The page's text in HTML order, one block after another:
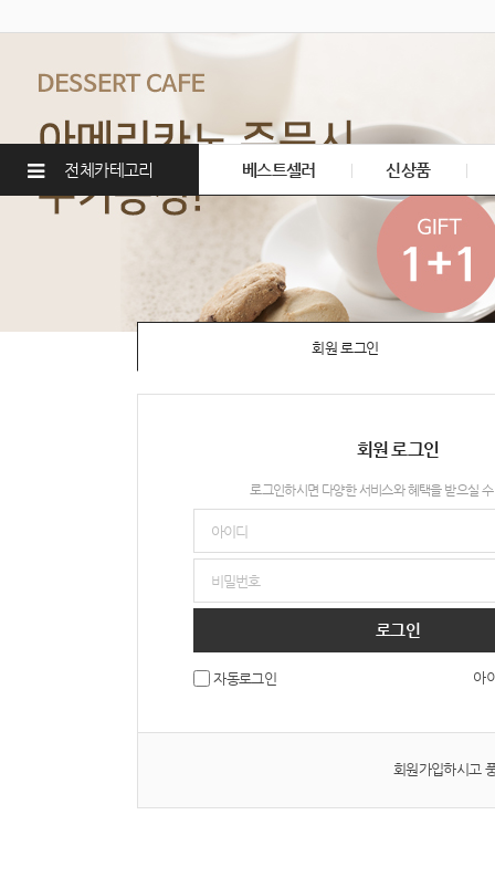
전체카테고리 베스트셀러 신상품
회원 로그인
회원 로그인
로그인하시면 다양한 서비스와 혜택을 받으실
로그인
자동로그인 아
회원가입하시고